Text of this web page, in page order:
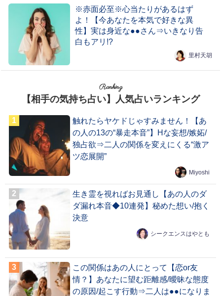
※赤面必至※心当たりがあるはず
よ！【今あなたを本気で好きな異
性】実は身近な●●さん⇒いきなり告
白もアリ!?
里村天胡
Ranking
【相手の気持ち占い】人気占いランキング
触れたらヤケドじゃすみません！【あ
の人の13の“暴走本音”】Hな妄想/嫉妬/
独占欲⇒二人の関係を変えにくる“激ア
ツ恋展開”
Miyoshi
生き霊を視ればお見通し【あの人のダ
ダ漏れ本音◆10連発】秘めた想い/抱く
決意
シークエンスはやとも
この関係はあの人にとって【恋or友
情？】あなたに望む距離感/曖昧な態度
の原因/起こす行動⇒二人は●●になりま